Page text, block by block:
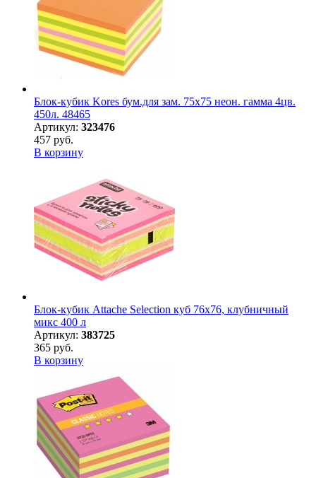
Блок-кубик Kores бум.для зам. 75х75 неон. гамма 4цв.
450л. 48465
Артикул: 323476
457 руб.
В корзину
Блок-кубик Attache Selection куб 76х76, клубничный
микс 400 л
Артикул: 383725
365 руб.
В корзину